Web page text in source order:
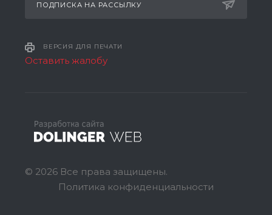
ПОДПИСКА НА РАССЫЛКУ
ВЕРСИЯ ДЛЯ ПЕЧАТИ
Оставить жалобу
© 2026 Все права защищены.
Политика конфиденциальности